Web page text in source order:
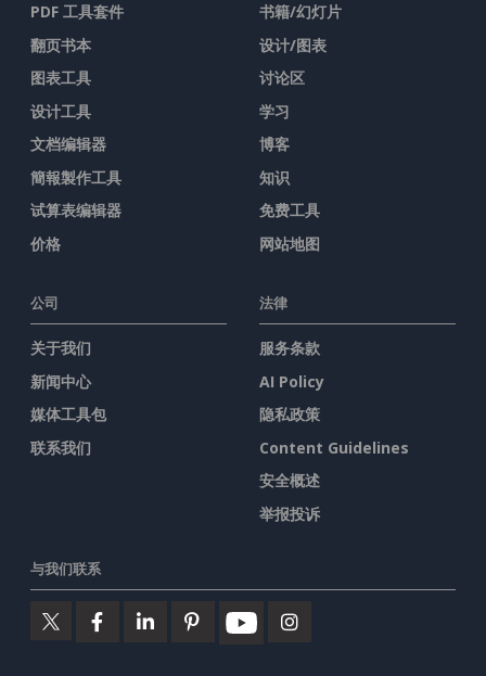
PDF 工具套件
翻页书本
图表工具
设计工具
文档编辑器
簡報製作工具
试算表编辑器
价格
书籍/幻灯片
设计/图表
讨论区
学习
博客
知识
免费工具
网站地图
公司
关于我们
新闻中心
媒体工具包
联系我们
法律
服务条款
AI Policy
隐私政策
Content Guidelines
安全概述
举报投诉
与我们联系